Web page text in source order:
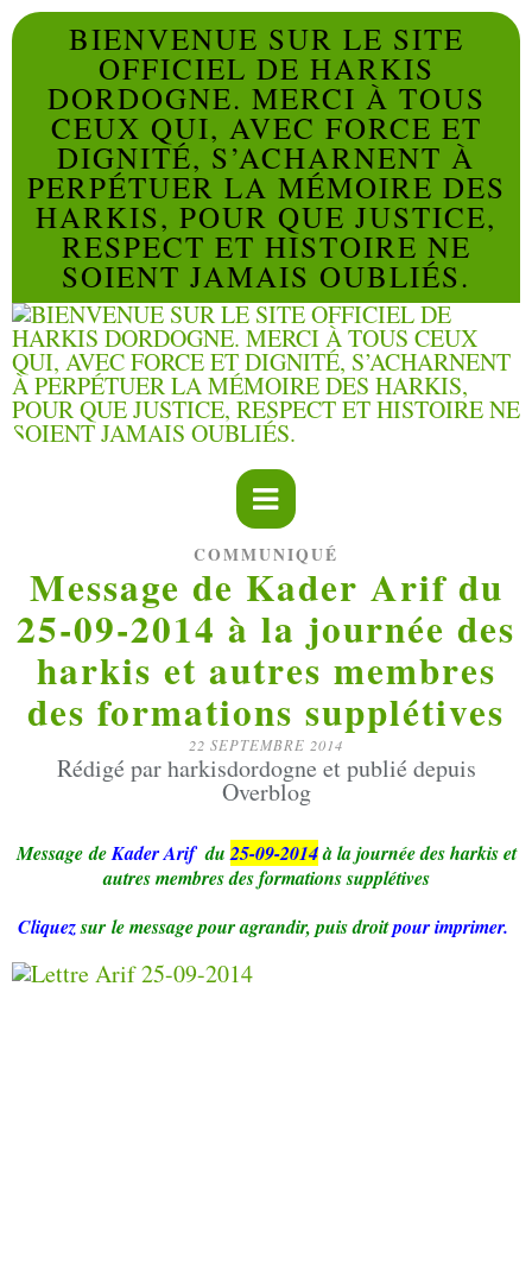
BIENVENUE SUR LE SITE
OFFICIEL DE HARKIS
DORDOGNE. MERCI À TOUS
CEUX QUI, AVEC FORCE ET
DIGNITÉ, S’ACHARNENT À
PERPÉTUER LA MÉMOIRE DES
HARKIS, POUR QUE JUSTICE,
RESPECT ET HISTOIRE NE
SOIENT JAMAIS OUBLIÉS.
COMMUNIQUÉ
Message de Kader Arif du
25-09-2014 à la journée des
harkis et autres membres
des formations supplétives
22 SEPTEMBRE 2014
Rédigé par harkisdordogne et publié depuis
Overblog
Message deKader Arif du25-09-2014à la journée des harkis et
autres membres des formations supplétives
Cliquezsur le messagepour agrandir, puis droitpour imprimer.